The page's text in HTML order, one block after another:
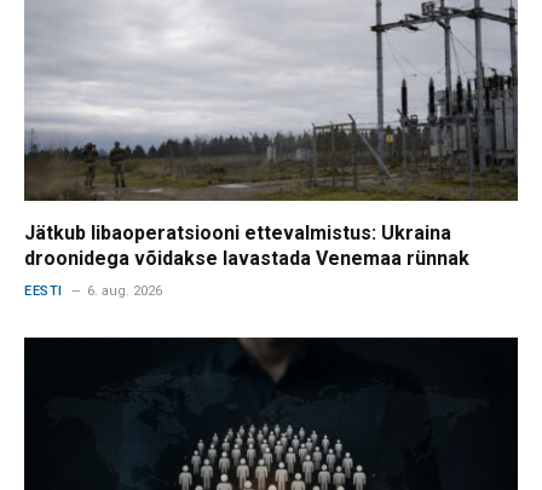
Jätkub libaoperatsiooni ettevalmistus: Ukraina
droonidega võidakse lavastada Venemaa rünnak
EESTI 6. aug. 2026